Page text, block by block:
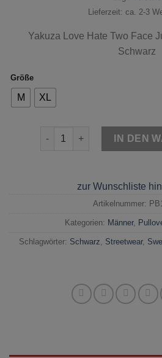
Lieferzeit: ca. 2-3
Yakuza
Love Hate Two Face
Schwarz
Größe
M XL
Yakuza Love Hate Two
IN DEN
zur Wunschliste
Artikelnummer:
Kategorien: Männer,
Schlagwörter: Schwarz Streetwear,